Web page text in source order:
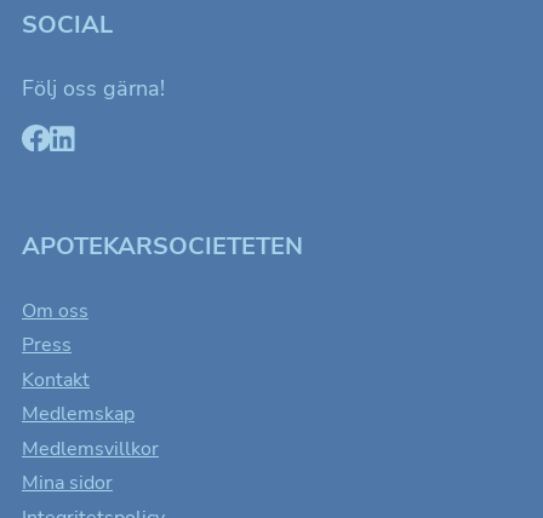
SOCIAL
Följ oss gärna!
APOTEKARSOCIETETEN
Om oss
Press
Kontakt
Medlemskap
Medlemsvillkor
Mina sidor